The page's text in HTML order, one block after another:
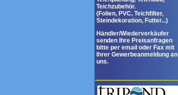
Teichzubehör.
(Folien, PVC, Teichfilter,
Steindekoration, Futter...)
Händler/Wiederverkäufer
senden Ihre Preisanfragen
bitte per email oder Fax mit
Ihrer Gewerbeanmeldung an
uns.